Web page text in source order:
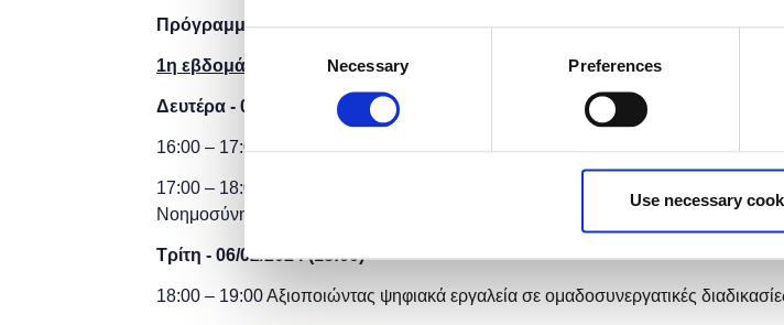
Selection
Necessary Preferences
Use necessary
Πρόγραμμα μαθημάτων
1η εβδομάδα
Δευτέρα - 05/02/2024 (16:00)
16:00 – 17:00Ψηφιακή Τάξη-Microsoft Teams –Microsoft reflect- MS Educator
17:00 – 18:00 Eκπαίδευση 4.0: Ψηφιακές τεχνολογίες στην εκπαίδευση- εργαλεία
Νοημοσύνης
Τρίτη - 06/02/2024(18:00)
18:00 – 19:00Αξιοποιώντας ψηφιακά εργαλεία σε ομαδοσυνεργατικές